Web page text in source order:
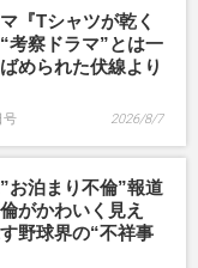
『Tシャツが乾く
考察ドラマ”とは一
められた伏線より
号 2026/8/7
お泊まり不倫”報道
がかわいく見え
野球界の“不祥事